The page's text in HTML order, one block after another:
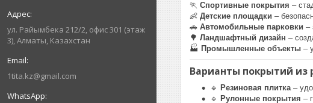
ул. Райымбека 212/2, офис 301 (этаж
3), Алматы, Казахстан
1tita.kz@gmail.com
🏃 Спортивные покрытия –
👶 Детские площадки –
🚗 Автомобильные парковки –
🌳 Ландшафтный дизайн –
🏭 Промышленные объекты –
Варианты покрытий из
🔹 Резиновая плитка–
🔹 Рулонные покрытия –